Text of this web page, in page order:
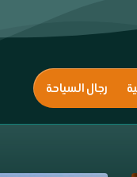
رجال السياحة